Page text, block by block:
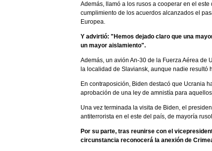
Además, llamó a los rusos a cooperar en el
cumplimiento de los acuerdos alcanzados el
Europea.
Y advirtió: "Hemos dejado claro que una
un mayor aislamiento".
Además, un avión An-30 de la Fuerza Aérea
la localidad de Slaviansk, aunque nadie
En contraposición, Biden destacó que Ucrania
aprobación de una ley de amnistía para
Una vez terminada la visita de Biden, el
antiterrorista en el este del país, de mayoría
Por su parte, tras reunirse con el
circunstancia reconocerá la anexión de